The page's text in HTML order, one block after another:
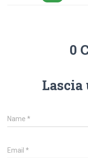
0
Lascia
Name *
Email *